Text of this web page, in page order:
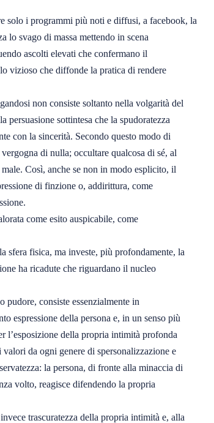
solo i programmi più noti e diffusi, a facebook, la
lo svago di massa mettendo in scena
ascolti elevati che confermano il
vizioso che diffonde la pratica di rendere
non consiste soltanto nella volgarità del
persuasione sottintesa che la spudoratezza
con la sincerità. Secondo questo modo di
di nulla; occultare qualcosa di sé, al
Così, anche se non in modo esplicito, il
di finzione o, addirittura, come
come esito auspicabile, come
sfera fisica, ma investe, più profondamente, la
ha ricadute che riguardano il nucleo
pudore, consiste essenzialmente in
espressione della persona e, in un senso più
l’esposizione della propria intimità profonda
da ogni genere di spersonalizzazione e
la persona, di fronte alla minaccia di
volto, reagisce difendendo la propria
trascuratezza della propria intimità e, alla